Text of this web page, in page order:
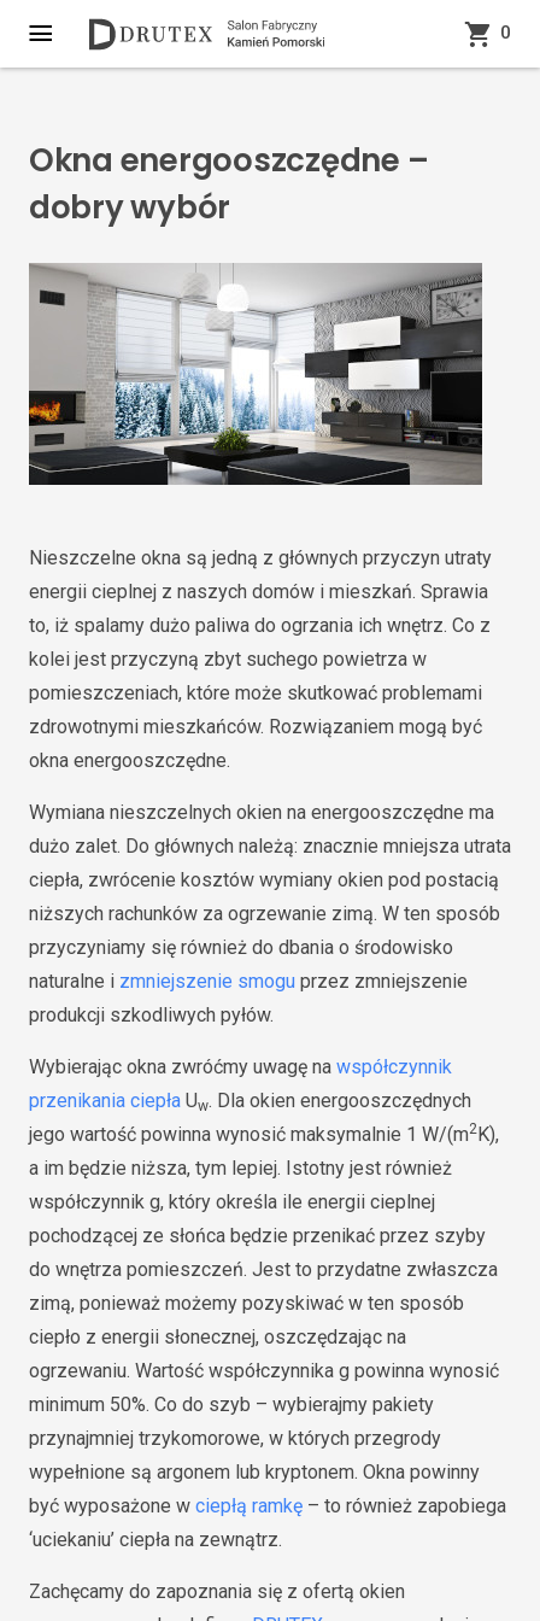
0
Okna energooszczędne –
dobry wybór
Nieszczelne okna są jedną z głównych przyczyn utraty
energii cieplnej z naszych domów i mieszkań. Sprawia
to, iż spalamy dużo paliwa do ogrzania ich wnętrz. Co z
kolei jest przyczyną zbyt suchego powietrza w
pomieszczeniach, które może skutkować problemami
zdrowotnymi mieszkańców. Rozwiązaniem mogą być
okna energooszczędne.
Wymiana nieszczelnych okien na energooszczędne ma
dużo zalet. Do głównych należą: znacznie mniejsza utrata
ciepła, zwrócenie kosztów wymiany okien pod postacią
niższych rachunków za ogrzewanie zimą. W ten sposób
przyczyniamy się również do dbania o środowisko
naturalne i zmniejszenie smogu przez zmniejszenie
produkcji szkodliwych pyłów.
Wybierając okna zwróćmy uwagę na współczynnik
przenikania ciepła Uw. Dla okien energooszczędnych
jego wartość powinna wynosić maksymalnie 1 W/(m2K),
a im będzie niższa, tym lepiej. Istotny jest również
współczynnik g, który określa ile energii cieplnej
pochodzącej ze słońca będzie przenikać przez szyby
do wnętrza pomieszczeń. Jest to przydatne zwłaszcza
zimą, ponieważ możemy pozyskiwać w ten sposób
ciepło z energii słonecznej, oszczędzając na
ogrzewaniu. Wartość współczynnika g powinna wynosić
minimum 50%. Co do szyb – wybierajmy pakiety
przynajmniej trzykomorowe, w których przegrody
wypełnione są argonem lub kryptonem. Okna powinny
być wyposażone w ciepłą ramkę – to również zapobiega
‘uciekaniu’ ciepła na zewnątrz.
Zachęcamy do zapoznania się z ofertą okien